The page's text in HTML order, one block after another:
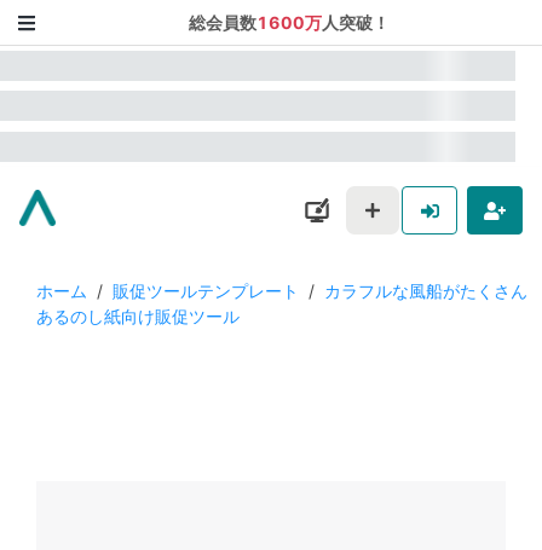
総会員数1600万人突破！
ホーム / 販促ツールテンプレート / カラフルな風船がたくさん
あるのし紙向け販促ツール